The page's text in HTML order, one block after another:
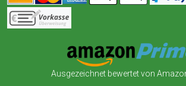
Ausgezeichnet bewertet von